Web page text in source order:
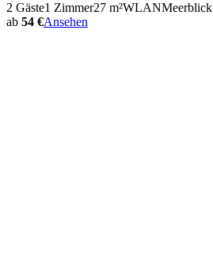
2 Gäste1 Zimmer27 m²WLANMeerblick
ab 54 €Ansehen